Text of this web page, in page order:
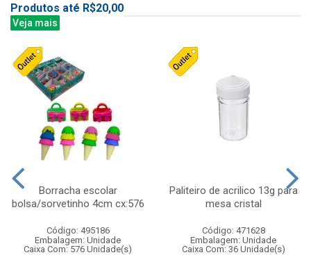
Produtos até R$20,00
Veja mais
Borracha escolar
bolsa/sorvetinho 4cm cx:576
Código: 495186
Embalagem: Unidade
Caixa Com: 576 Unidade(s)
Paliteiro de acrilico 13g para
mesa cristal
Código: 471628
Embalagem: Unidade
Caixa Com: 36 Unidade(s)